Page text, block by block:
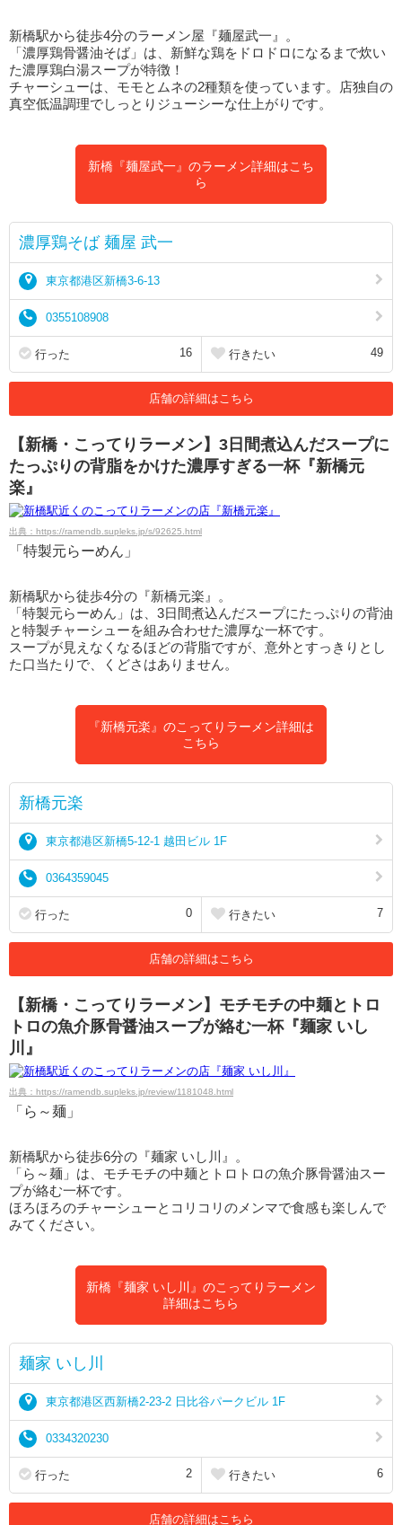
新橋駅から徒歩4分のラーメン屋『麺屋武一』。
「濃厚鶏骨醤油そば」は、新鮮な鶏をドロドロになるまで炊い
た濃厚鶏白湯スープが特徴！
チャーシューは、モモとムネの2種類を使っています。店独自の
真空低温調理でしっとりジューシーな仕上がりです。
新橋『麺屋武一』のラーメン詳細はこち
ら
濃厚鶏そば 麺屋 武一
東京都港区新橋3-6-13
0355108908
行った 16 行きたい 49
店舗の詳細はこちら
【新橋・こってりラーメン】3日間煮込んだスープに
たっぷりの背脂をかけた濃厚すぎる一杯『新橋元
楽』
出典：https://ramendb.supleks.jp/s/92625.html
「特製元らーめん」
新橋駅から徒歩4分の『新橋元楽』。
「特製元らーめん」は、3日間煮込んだスープにたっぷりの背油
と特製チャーシューを組み合わせた濃厚な一杯です。
スープが見えなくなるほどの背脂ですが、意外とすっきりとし
た口当たりで、くどさはありません。
『新橋元楽』のこってりラーメン詳細は
こちら
新橋元楽
東京都港区新橋5-12-1 越田ビル 1F
0364359045
行った 0 行きたい 7
店舗の詳細はこちら
【新橋・こってりラーメン】モチモチの中麺とトロ
トロの魚介豚骨醤油スープが絡む一杯『麺家 いし
川』
出典：https://ramendb.supleks.jp/review/1181048.html
「ら～麺」
新橋駅から徒歩6分の『麺家 いし川』。
「ら～麺」は、モチモチの中麺とトロトロの魚介豚骨醤油スー
プが絡む一杯です。
ほろほろのチャーシューとコリコリのメンマで食感も楽しんで
みてください。
新橋『麺家 いし川』のこってりラーメン
詳細はこちら
麺家 いし川
東京都港区西新橋2-23-2 日比谷パークビル 1F
0334320230
行った 2 行きたい 6
店舗の詳細はこちら